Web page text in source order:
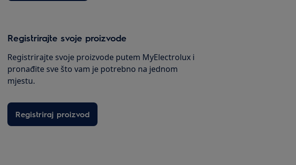
Registrirajte svoje proizvode
Registrirajte svoje proizvode putem MyElectrolux i
pronađite sve što vam je potrebno na jednom
mjestu.
Registriraj proizvod